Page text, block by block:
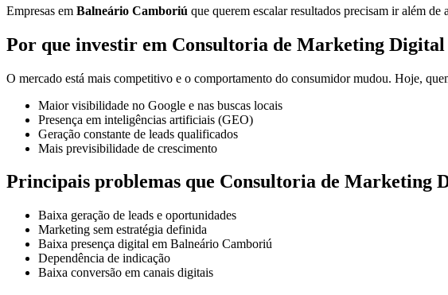
Empresas em Balneário Camboriú que querem escalar resultados precisam ir além de
Por que investir em Consultoria de Marketing
O mercado está mais competitivo e o comportamento do consumidor mudou. Hoje,
Maior visibilidade no Google e nas buscas locais
Presença em inteligências artificiais (GEO)
Geração constante de leads qualificados
Mais previsibilidade de crescimento
Principais problemas que Consultoria de Marketing
Baixa geração de leads e oportunidades
Marketing sem estratégia definida
Baixa presença digital em Balneário Camboriú
Dependência de indicação
Baixa conversão em canais digitais